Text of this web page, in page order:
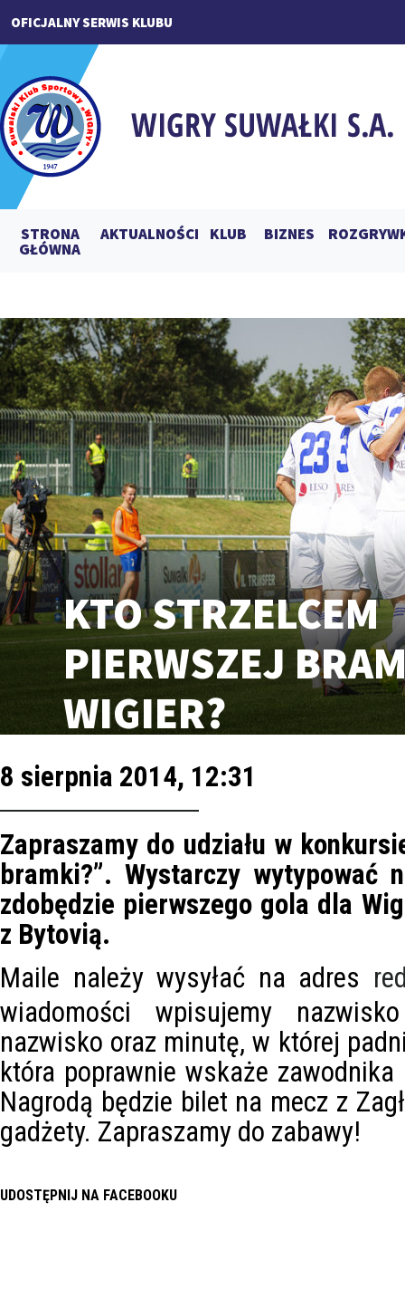
OFICJALNY SERWIS KLUBU
STRONA
GŁÓWNA
AKTUALNOŚCI KLUB BIZNES
KTO STRZELCEM
PIERWSZEJ
WIGIER?
8 sierpnia 2014, 12:31
Zapraszamy do udziału w
bramki?”. Wystarczy wytypować
zdobędzie pierwszego gola dla
z Bytovią.
Maile należy wysyłać na adres
wiadomości wpisujemy
nazwisko oraz minutę, w której
która poprawnie wskaże
Nagrodą będzie bilet na mecz z
gadżety. Zapraszamy do zabawy!
UDOSTĘPNIJ NA FACEBOOKU